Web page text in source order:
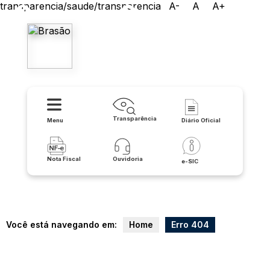
transparencia/saude/transparencia A- A A+
Menu Transparência Diário Oficial
Nota Fiscal Ouvidoria e-SIC
Você está navegando em: Home Erro 404